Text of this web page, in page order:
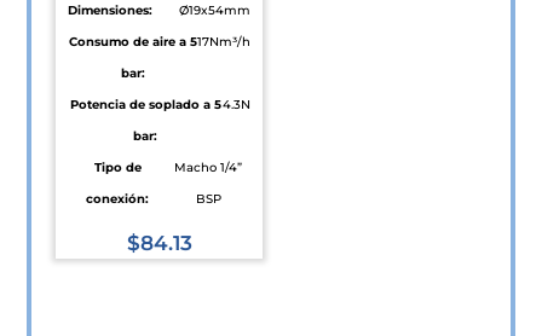
producto
Dimensiones:
Ø19x54mm
Consumo de aire a 5
bar:
17Nm³/h
Potencia de soplado a 5
bar:
4.3N
Tipo de
conexión:
Macho 1/4”
BSP
$84.13